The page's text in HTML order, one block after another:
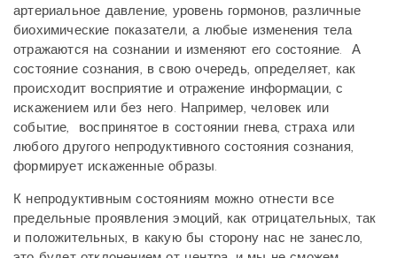
артериальное давление, уровень гормонов, различные
биохимические показатели, а любые изменения тела
отражаются на сознании и изменяют его состояние. А
состояние сознания, в свою очередь, определяет, как
происходит восприятие и отражение информации, с
искажением или без него. Например, человек или
событие, воспринятое в состоянии гнева, страха или
любого другого непродуктивного состояния сознания,
формирует искаженные образы.
К непродуктивным состояниям можно отнести все
предельные проявления эмоций, как отрицательных, так
и положительных, в какую бы сторону нас не занесло,